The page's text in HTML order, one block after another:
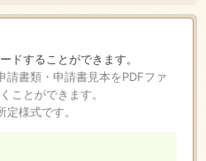
ドすることができます。
書類・申請書見本をPDFファ
ことができます。
様式です。